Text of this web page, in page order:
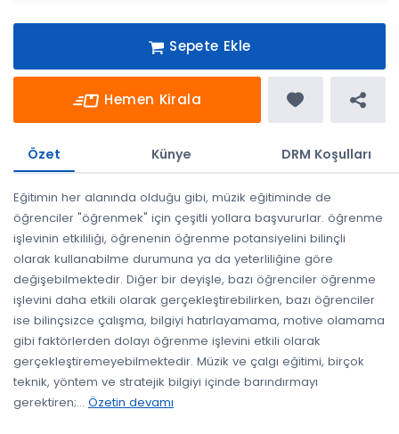
Sepete Ekle
Hemen Kirala
Özet Künye DRM Koşulları
Eğitimin her alanında olduğu gibi, müzik eğitiminde de
öğrenciler "öğrenmek" için çeşitli yollara başvururlar. öğrenme
işlevinin etkililiği, öğrenenin öğrenme potansiyelini bilinçli
olarak kullanabilme durumuna ya da yeterliliğine göre
değişebilmektedir. Diğer bir deyişle, bazı öğrenciler öğrenme
işlevini daha etkili olarak gerçekleştirebilirken, bazı öğrenciler
ise bilinçsizce çalışma, bilgiyi hatırlayamama, motive olamama
gibi faktörlerden dolayı öğrenme işlevini etkili olarak
gerçekleştiremeyebilmektedir. Müzik ve çalgı eğitimi, birçok
teknik, yöntem ve stratejik bilgiyi içinde barındırmayı
gerektiren;... Özetin devamı